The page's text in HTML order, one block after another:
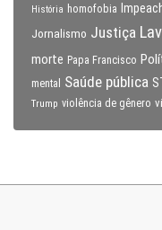
História homofobia
Jornalismo Justiça
morte Papa Francisco
mental
Saúde pública
Trump violência de gênero